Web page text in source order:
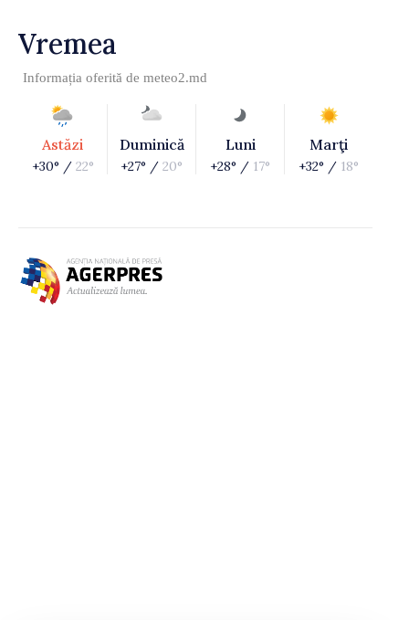
Vremea
Informația oferită de meteo2.md
Astăzi
+30° / 22°
Duminică
+27° / 20°
Luni
+28° / 17°
Marţi
+32° / 18°